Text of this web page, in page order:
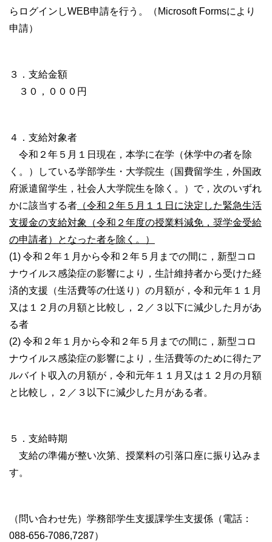
らログインしWEB申請を行う。（Microsoft Formsにより
申請）
３．支給金額
３０，０００円
４．支給対象者
令和２年５月１日現在，本学に在学（休学中の者を除
く。）している学部学生・大学院生（国費留学生，外国政
府派遣留学生，社会人大学院生を除く。）で，次のいずれ
かに該当する者 （令和２年５月１１日に決定した緊急生活
支援金の支給対象（令和２年度の授業料減免，奨学金受給
の申請者）となった者を除く。）
(1) 令和２年１月から令和２年５月までの間に，新型コロ
ナウイルス感染症の影響により，生計維持者から受けた経
済的支援（生活費等の仕送り）の月額が，令和元年１１月
又は１２月の月額と比較し，２／３以下に減少した月があ
る者
(2) 令和２年１月から令和２年５月までの間に，新型コロ
ナウイルス感染症の影響により，生活費等のために得たア
ルバイト収入の月額が，令和元年１１月又は１２月の月額
と比較し，２／３以下に減少した月がある者。
５．支給時期
支給の準備が整い次第、授業料の引落口座に振り込みま
す。
（問い合わせ先）学務部学生支援課学生支援係（電話：
088-656-7086,7287）